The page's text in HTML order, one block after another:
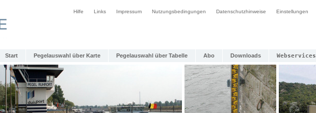
Hilfe Links Impressum Nutzungsbedingungen Datenschutzhinweise Einstellungen
Start Pegelauswahl über Karte Pegelauswahl über Tabelle Abo Downloads Webservices